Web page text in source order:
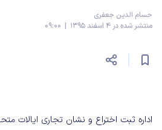
حسام الدین جعفری
منتشر شده در 4 اسفند 1395 | 09:00
اداره ثبت اختراع و نشان تجاری ایالات